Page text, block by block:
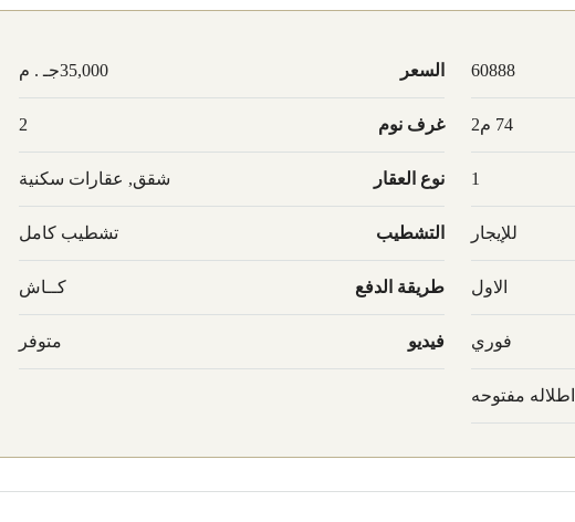
60888 السعر 35,000جـ . م
74 م2 غرف نوم 2
1 نوع العقار شقق, عقارات سكنية
للإيجار التشطيب تشطيب كامل
الاول طريقة الدفع كــاش
فوري فيديو متوفر
اطلاله مفتوحه